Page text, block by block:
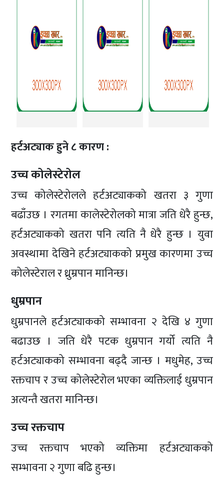
हर्टअट्याक हुने ८ कारण :
उच्च कोलेस्टेरोल
उच्च कोलेस्टेरोलले हर्टअट्याकको खतरा ३ गुणा
बढाँउछ । रगतमा कालेस्टेरोलको मात्रा जति धेरै हुन्छ,
हर्टअट्याकको खतरा पनि त्यति नै धेरै हुन्छ । युवा
अवस्थामा देखिने हर्टअट्याकको प्रमुख कारणमा उच्च
कोलेस्टेराल र ध्रुम्रपान मानिन्छ।
धुम्रपान
धुम्रपानले हर्टअट्याकको सम्भावना २ देखि ४ गुणा
बढाउछ । जति धेरै पटक धुम्रपान गर्यो त्यति नै
हर्टअट्याकको सम्भावना बढ्दै जान्छ । मधुमेह, उच्च
रक्तचाप र उच्च कोलेस्टेरोल भएका व्यक्तिलाई धुम्रपान
अत्यन्तै खतरा मानिन्छ।
उच्च रक्तचाप
उच्च रक्तचाप भएको व्यक्तिमा हर्टअट्याकको
सम्भावना २ गुणा बढि हुन्छ।